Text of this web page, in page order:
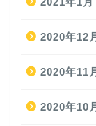
2020年12月
2020年11月
2020年10月